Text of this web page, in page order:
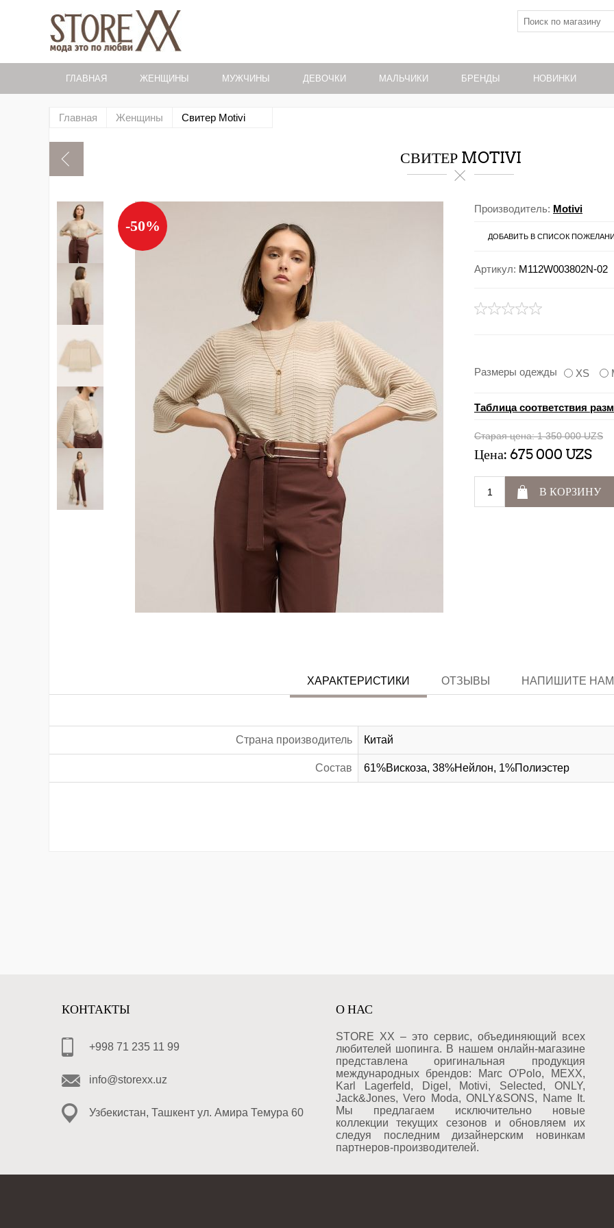
ГЛАВНАЯ ЖЕНЩИНЫ МУЖЧИНЫ ДЕВОЧКИ МАЛЬЧИКИ БРЕНДЫ НОВИНКИ
Главная Женщины Свитер Motivi
СВИТЕР MOTIVI
-50%
Производитель: Motivi
ДОБАВИТЬ В СПИСОК
Артикул: M112W003802N-02
Размеры одежды XS
Таблица соответствия
Старая цена: 1 350 000 UZS
Цена: 675 000 UZS
В КОРЗИНУ
ХАРАКТЕРИСТИКИ ОТЗЫВЫ НАПИШИТЕ НАМ
Страна производитель Китай
Состав 61%Вискоза, 38%Нейлон, 1%Полиэстер
КОНТАКТЫ
+998 71 235 11 99
info@storexx.uz
Узбекистан, Ташкент ул. Амира Темура 60
О НАС
STORE XX – это сервис, объединяющий всех
любителей шопинга. В нашем онлайн-магазине
представлена оригинальная продукция
международных брендов: Marc O'Polo, MEXX,
Karl Lagerfeld, Digel, Motivi, Selected, ONLY,
Jack&Jones, Vero Moda, ONLY&SONS, Name It.
Мы предлагаем исключительно новые
коллекции текущих сезонов и обновляем их
следуя последним дизайнерским новинкам
партнеров-производителей.